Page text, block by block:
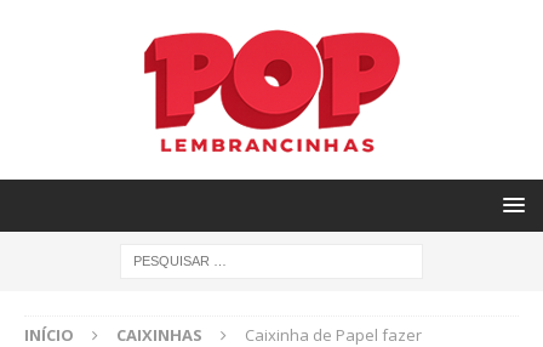
INÍCIO CAIXINHAS
Caixinha de Papel fazer